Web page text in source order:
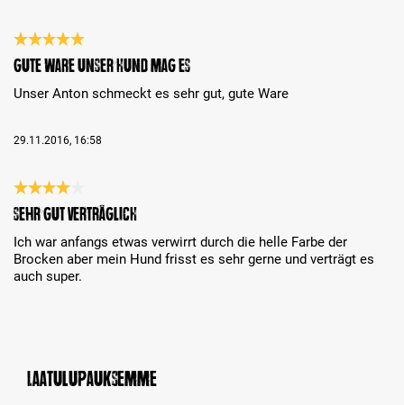
Review with rating of 5 out of 5 stars
Gute Ware unser Hund mag es
Unser Anton schmeckt es sehr gut, gute Ware
29.11.2016, 16:58
Review with rating of 4 out of 5 stars
Sehr gut verträglicH
Ich war anfangs etwas verwirrt durch die helle Farbe der
Brocken aber mein Hund frisst es sehr gerne und verträgt es
auch super.
Laatulupauksemme